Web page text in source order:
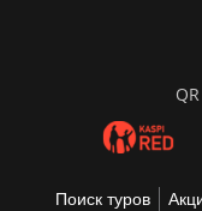
Поиск туров